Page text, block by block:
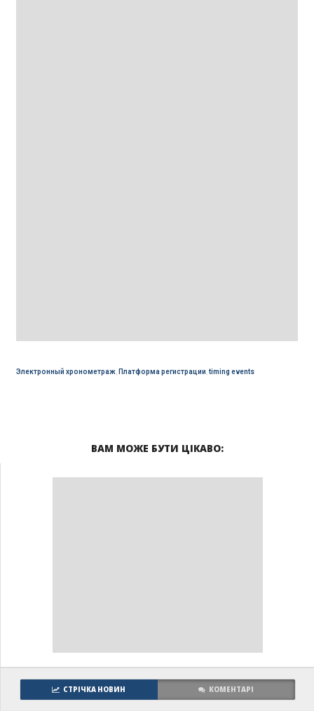
Электронный хронометраж, Платформа регистрации,timing events
ВАМ МОЖЕ БУТИ ЦІКАВО:
СТРІЧКА НОВИН КОМЕНТАРІ